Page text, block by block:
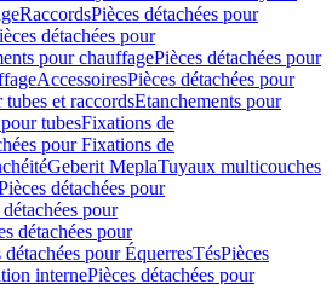
RaccordsPièces détachées pour
détachées pour
pour chauffagePièces détachées pour
AccessoiresPièces détachées pour
et raccordsEtanchements pour
tubesFixations de
pour Fixations de
Geberit MeplaTuyaux multicouches
détachées pour
pour
détachées pour
détachées pour ÉquerresTésPièces
internePièces détachées pour